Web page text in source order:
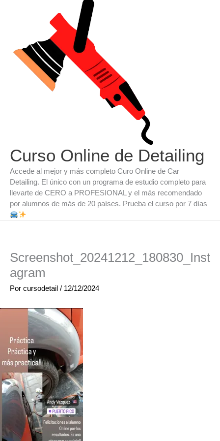
Curso Online de Detailing
Accede al mejor y más completo Curo Online de Car
Detailing. El único con un programa de estudio completo para
llevarte de CERO a PROFESIONAL y el más recomendado
por alumnos de más de 20 países. Prueba el curso por 7 días
Screenshot_20241212_180830_Inst
agram
Por cursodetail / 12/12/2024